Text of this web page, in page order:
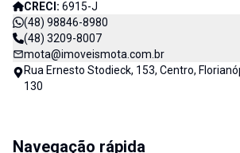
CRECI: 6915-J
(48) 98846-8980
(48) 3209-8007
mota@imoveismota.com.br
Rua Ernesto Stodieck, 153, Centro,
130
Navegação rápida